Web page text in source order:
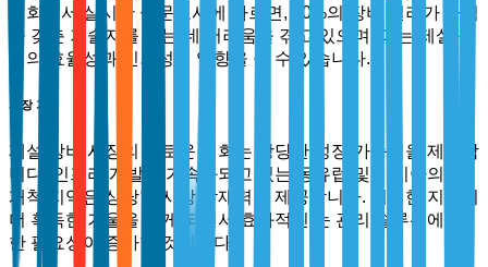
협회에서 실시한 설문조사에 따르면, 40%의 장비 딜러가 자격
을 갖춘 기술자를 찾는 데 어려움을 겪고 있으며, 이는 제설 작
업의 효율성과 신뢰성에 영향을 줄 수 있습니다.
시장 기회
제설 장비 시장의 새로운 기회는 상당한 성장 가능성을 제공합
니다. 인프라 개발이 가속화되고 있는 동유럽 및 아시아의 미
개척 지역은 상당한 시장 잠재력을 제공합니다. 이러한 지역이
더 혹독한 겨울을 겪게 되면서 효과적인 눈 관리 솔루션에 대
한 필요성이 증가할 것입니다.